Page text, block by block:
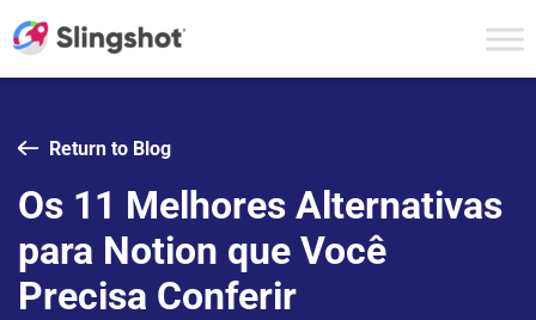
Return to Blog
Os 11 Melhores Alternativas
para Notion que Você
Precisa Conferir